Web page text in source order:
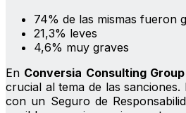
74% de las mismas fueron
21,3% leves
4,6% muy graves
En Conversia Consulting Group
crucial al tema de las
con un Seguro de